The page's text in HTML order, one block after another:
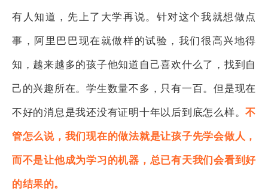
有人知道，先上了大学再说。针对这个我就想做点
事，阿里巴巴现在就做样的试验，我们很高兴地得
知，越来越多的孩子他知道自己喜欢什么了，找到自
己的兴趣所在。学生数量不多，只有一百。但是现在
不好的消息是我还没有证明十年以后到底怎么样。不
管怎么说，我们现在的做法就是让孩子先学会做人，
而不是让他成为学习的机器，总已有天我们会看到好
的结果的。